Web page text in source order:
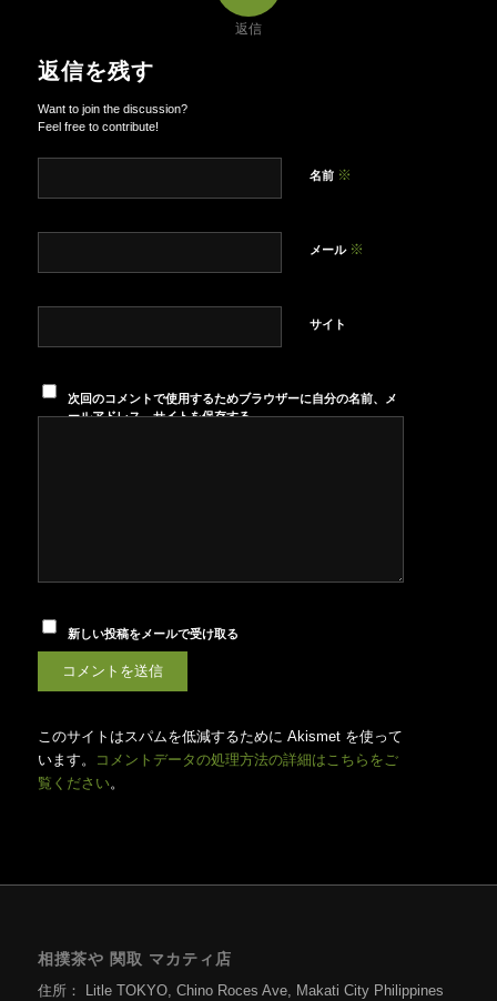
返信
返信を残す
Want to join the discussion?
Feel free to contribute!
名前 ※
メール ※
サイト
次回のコメントで使用するためブラウザーに自分の名前、メ
ールアドレス、サイトを保存する。
新しい投稿をメールで受け取る
このサイトはスパムを低減するために Akismet を使って
います。
コメントデータの処理方法の詳細はこちらをご
覧ください。
相撲茶や 関取 マカティ店
住所： Litle TOKYO, Chino Roces Ave, Makati City Philippines